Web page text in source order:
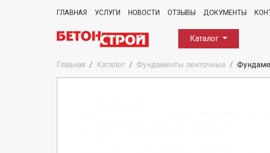
ГЛАВНАЯ УСЛУГИ НОВОСТИ ОТЗЫВЫ ДОКУМЕНТЫ
Каталог
Главная Каталог Фундаменты ленточные